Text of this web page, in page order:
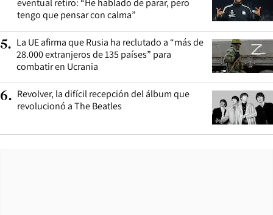
eventual retiro: “He hablado de parar, pero
tengo que pensar con calma”
5. La UE afirma que Rusia ha reclutado a “más de
28.000 extranjeros de 135 países” para
combatir en Ucrania
6. Revolver, la difícil recepción del álbum que
revolucionó a The Beatles